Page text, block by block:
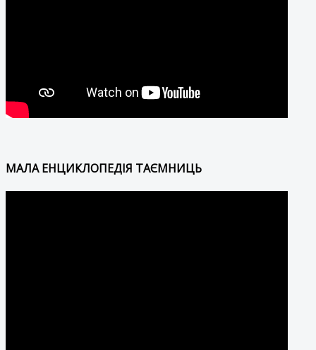
МАЛА ЕНЦИКЛОПЕДІЯ ТАЄМНИЦЬ